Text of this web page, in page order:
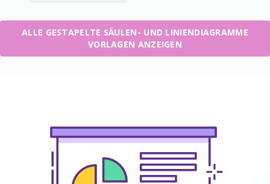
ALLE GESTAPELTE SÄULEN- UND LINIENDIAGRAMME
VORLAGEN ANZEIGEN